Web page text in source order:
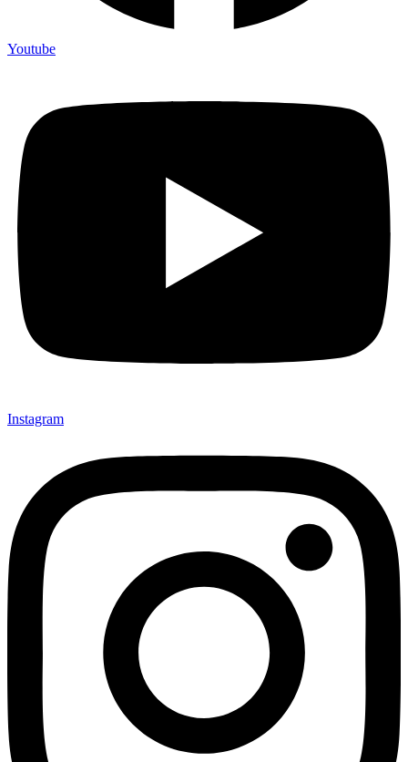
Youtube
Instagram